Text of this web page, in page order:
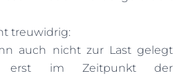
treuwidrig:
auch nicht zur Last gelegt
erst im Zeitpunkt der